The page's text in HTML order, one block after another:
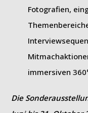
Fotografien,
immersiven
Die